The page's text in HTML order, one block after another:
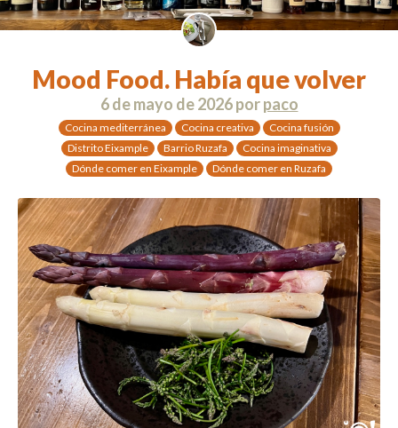
Mood Food. Había que volver
6 de mayo de 2026porpaco
Cocina mediterránea Cocina creativa
Cocina fusión
Distrito Eixample
Barrio Ruzafa
Cocina imaginativa
Dónde comer en Eixample
Dónde comer en Ruzafa